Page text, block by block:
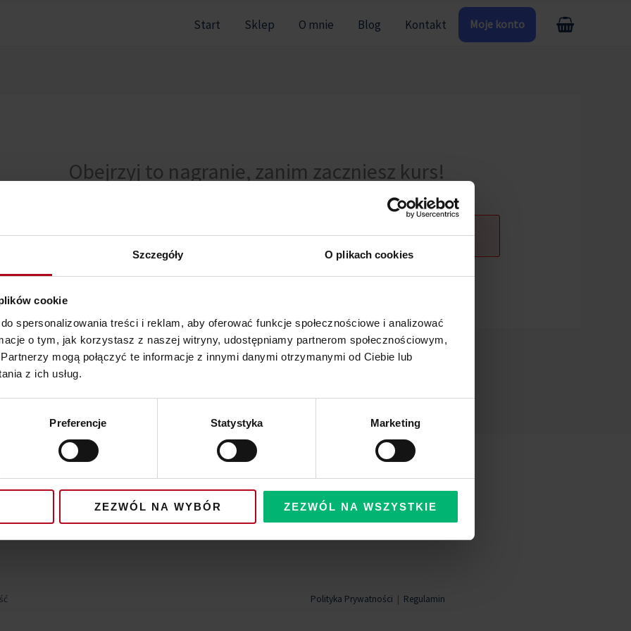
Szczegóły O plikach cookies
cookie
spersonalizowania treści i reklam, aby oferować funkcje społecznościowe i analizować
o tym, jak korzystasz z naszej witryny, udostępniamy partnerom społecznościowym,
mogą połączyć te informacje z innymi danymi otrzymanymi od Ciebie lub
z ich usług.
Preferencje Statystyka Marketing
ZEZWÓL NA WYBÓR ZEZWÓL NA WSZYSTKIE
Start Sklep O mnie Blog Kontakt Moje konto
Obejrzyj to nagranie, zanim zaczniesz kurs!
Nie można pokazać tej sekcji, ponieważ nie jesteś zalogowany.
Polityka Prywatności | Regulamin